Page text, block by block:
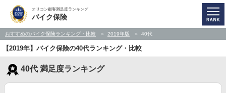
オリコン顧客満足度ランキング
バイク保険
おすすめのバイク保険ランキング・比較 2019年版 40代
【2019年】バイク保険の40代ランキング・比較
40代 満足度ランキング